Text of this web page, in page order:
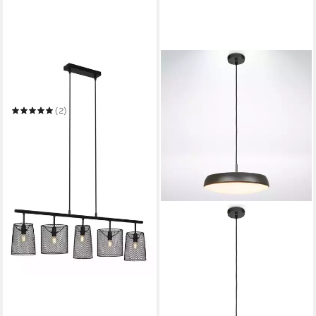
BRILONER LEUCHTEN
Pendelleuchte FOLA, 5-
96 x H 120 cm
(2)